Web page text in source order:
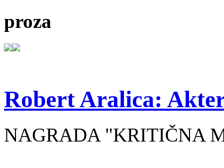
proza
Robert Aralica:
NAGRADA "KRITIČNA